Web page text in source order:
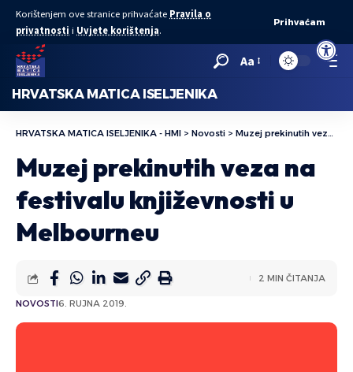
Open
Korištenjem ove stranice prihvaćate Pravila o
privatnosti i Uvjete korištenja.
Prihvaćam
Aa
HRVATSKA MATICA ISELJENIKA
HRVATSKA MATICA ISELJENIKA - HMI > Novosti > Muzej prekinutih veza na festivalu književnosti u Melbourneu
Muzej prekinutih veza na
festivalu književnosti u
Melbourneu
NOVOSTI6. RUJNA 2019.
2 MIN ČITANJA